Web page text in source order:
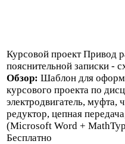
Курсовой проект Привод
пояснительной записки -
Обзор: Шаблон для
курсового проекта по
электродвигатель, муфта,
редуктор, цепная
(Microsoft Word +
Бесплатно